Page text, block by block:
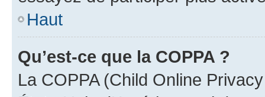
Haut
Qu’est-ce que la COPPA ?
La COPPA (Child Online